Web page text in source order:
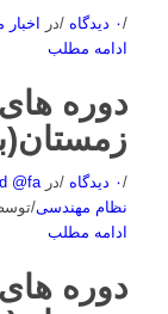
/۰ دیدگاه /در
ادامه مطلب
دوره
/۰ دیدگاه /در@fa
نظام مهندسی/
ادامه مطلب
دوره